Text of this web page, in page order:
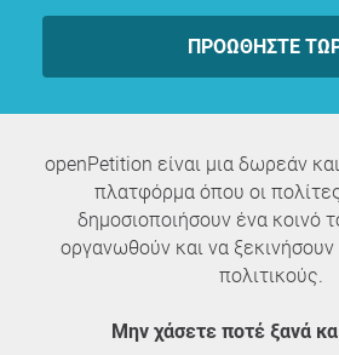
ΠΡΟΩΘΉΣΤΕ
openPetition είναι μια δωρεάν
πλατφόρμα όπου οι
δημοσιοποιήσουν ένα κοινό
οργανωθούν και να
πολιτικούς.
Μην χάσετε ποτέ ξανά